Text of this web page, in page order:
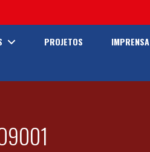
PROJETOS
IMPRENSA